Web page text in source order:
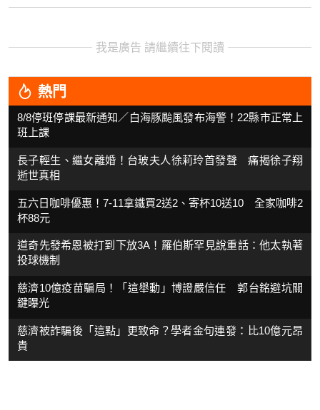
我是廣告 請繼續往下閱讀
熱門
8/8停班停課最新通知／白海豚颱風發布海警！22縣市正常上
班上課
長子輕生、繼女離婚！台玻夫人徐莉玲首發聲 痛揭徐子翔
逝世真相
五六日咖啡優惠！7-11拿鐵買2送2、寄杯10送10 全家咖啡2
杯88元
道奇先發希恩被打到下放3A！羅伯斯罕見說重話：他太執著
投球機制
慈濟10億疫苗騙局！「這舉動」博證嚴信任 郭台銘避坑關
鍵曝光
慈濟被詐騙後「這點」更致命？學者金句連發：比10億元昂
貴